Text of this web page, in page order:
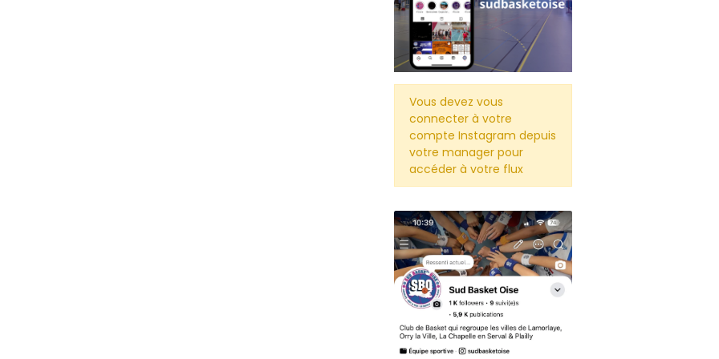
Vous devez vous
connecter à votre
compte Instagram depuis
votre manager pour
accéder à votre flux